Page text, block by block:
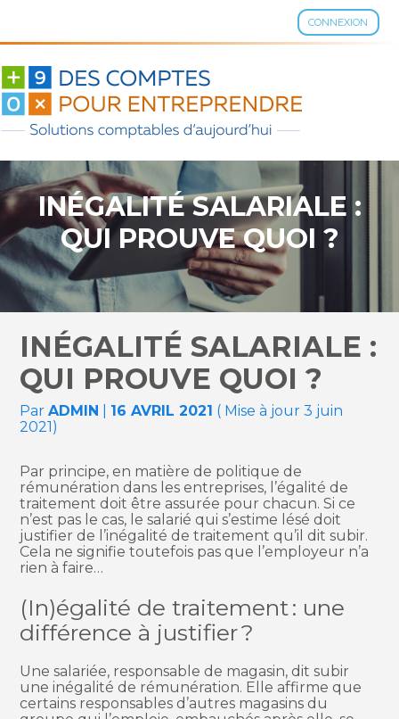
CONNEXION
Aller
contenu
INÉGALITÉ SALARIALE :
QUI PROUVE QUOI ?
INÉGALITÉ SALARIALE :
QUI PROUVE QUOI ?
ParADMIN 16 AVRIL 2021 ( Mise à jour 3 juin
2021)
Par principe, en matière de politique de
rémunération dans les entreprises, l’égalité de
traitement doit être assurée pour chacun. Si ce
n’est pas le cas, le salarié qui s’estime lésé doit
justifier de l’inégalité de traitement qu’il dit subir.
Cela ne signifie toutefois pas que l’employeur n’a
rien à faire…
(In)égalité de traitement : une
différence à justifier ?
Une salariée, responsable de magasin, dit subir
une inégalité de rémunération. Elle affirme que
certains responsables d’autres magasins du